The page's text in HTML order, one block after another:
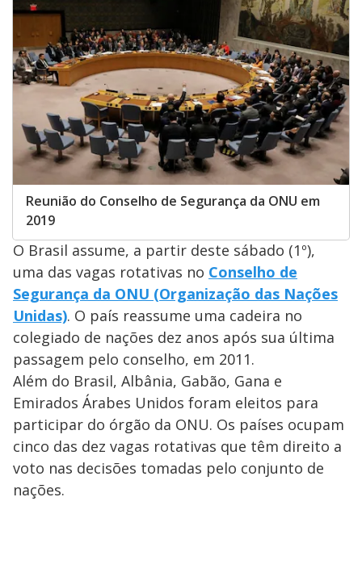
Reunião do Conselho de Segurança da ONU em
2019
O Brasil assume, a partir deste sábado (1º),
uma das vagas rotativas no Conselho de
Segurança da ONU (Organização das Nações
Unidas). O país reassume uma cadeira no
colegiado de nações dez anos após sua última
passagem pelo conselho, em 2011.
Além do Brasil, Albânia, Gabão, Gana e
Emirados Árabes Unidos foram eleitos para
participar do órgão da ONU. Os países ocupam
cinco das dez vagas rotativas que têm direito a
voto nas decisões tomadas pelo conjunto de
nações.